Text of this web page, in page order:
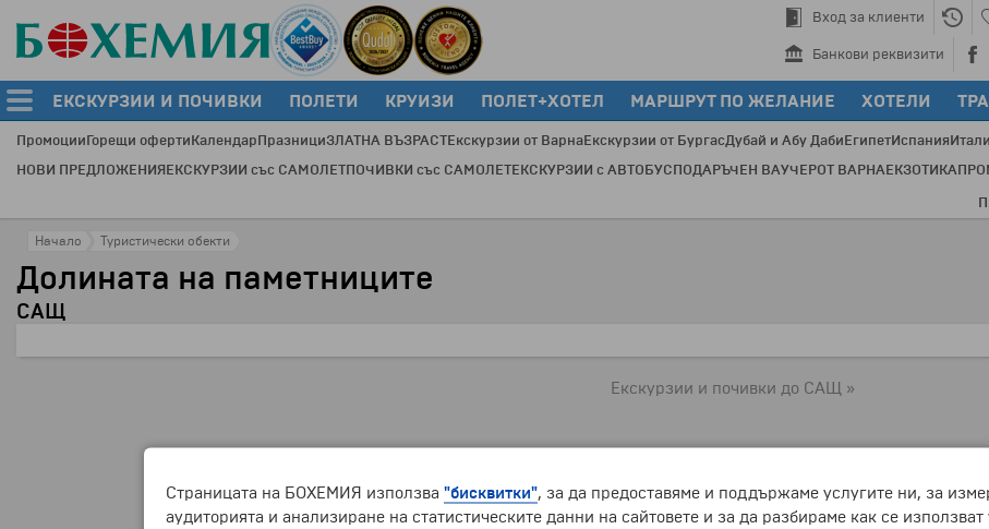
Вход за клиенти
Банкови реквизити
ЕКСКУРЗИИ И ПОЧИВКИ ПОЛЕТИ КРУИЗИ ПОЛЕТ+ХОТЕЛ МАРШРУТ ПО ЖЕЛАНИЕ ХОТЕЛИ
ПромоцииГорещи офертиКалендарПразнициЗЛАТНА ВЪЗРАСТЕкскурзии от ВарнаЕкскурзии от БургасДубай и Абу ДабиЕгипетИспания
НОВИ ПРЕДЛОЖЕНИЯЕКСКУРЗИИ със САМОЛЕТПОЧИВКИ със САМОЛЕТЕКСКУРЗИИ с АВТОБУСПОДАРЪЧЕН ВАУЧЕРОТ ВАРНАЕКЗОТИКА
Начало Туристически обекти
Долината на паметниците
САЩ
Екскурзии и почивки до САЩ »
Страницата на БОХЕМИЯ използва "бисквитки", за да предоставяме и поддържаме услугите ни, за
аудиторията и анализиране на статистическите данни на сайтовете и за да разбираме как се